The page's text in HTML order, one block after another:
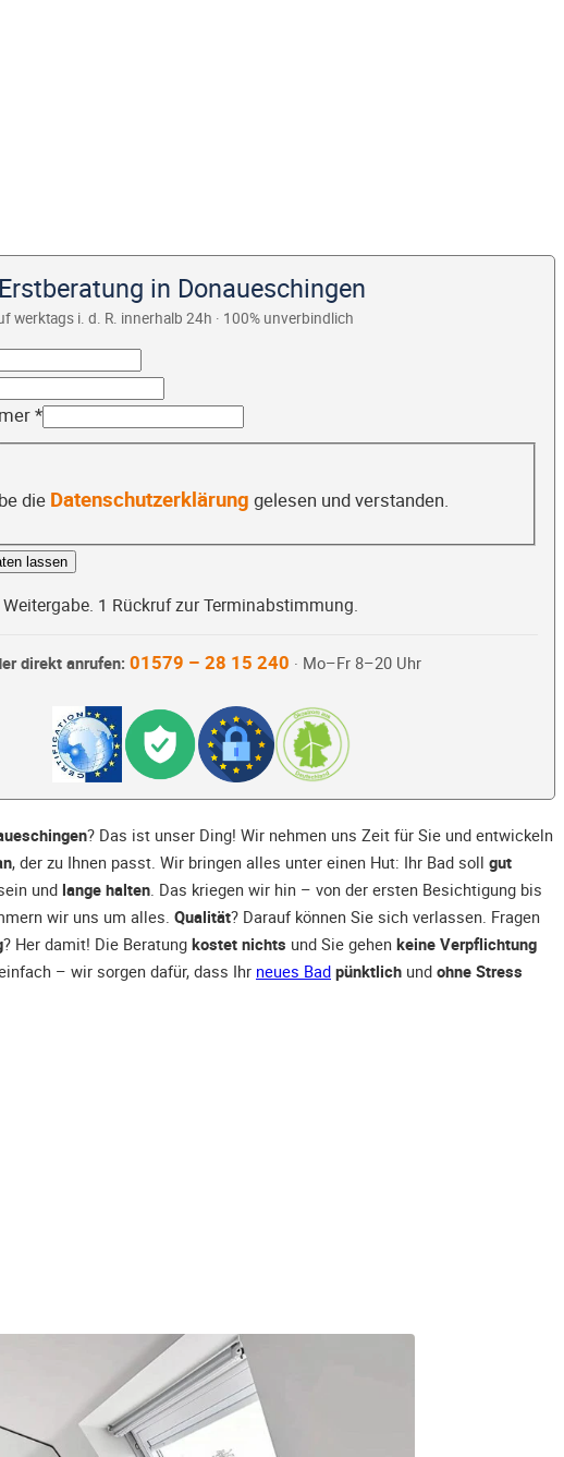
in Donaueschingen
werktags i. d. R. innerhalb 24h · 100% unverbindlich
*
die Datenschutzerklärung gelesen und verstanden.
lassen
1 Rückruf zur Terminabstimmung.
direkt anrufen: 01579 – 28 15 240 · Mo–Fr 8–20 Uhr
? Das ist unser Ding! Wir nehmen uns Zeit für Sie und entwickeln
, der zu Ihnen passt. Wir bringen alles unter einen Hut: Ihr Bad soll gut
und lange halten. Das kriegen wir hin – von der ersten Besichtigung bis
wir uns um alles. Qualität? Darauf können Sie sich verlassen. Fragen
? Her damit! Die Beratung kostet nichts und Sie gehen keine Verpflichtung
– wir sorgen dafür, dass Ihr neues Bad pünktlich und ohne Stress